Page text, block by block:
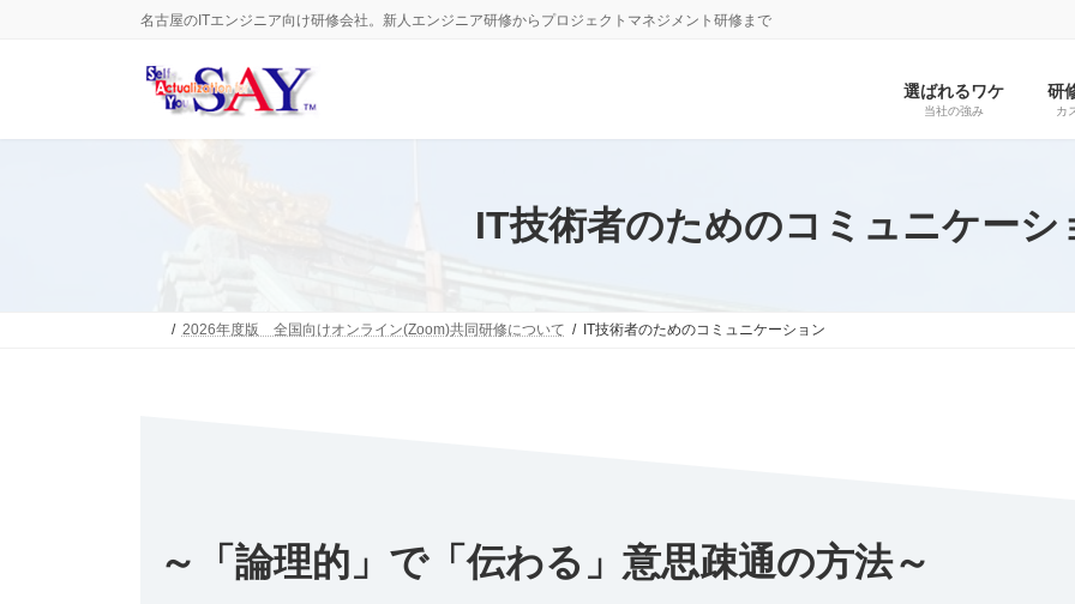
へ
ョ
名古屋のITエンジニア向け研修会社。新人エンジニア研修からプロジェクトマネジメント研修まで
選ばれるワケ
当社の強み
研
カ
IT技術者のためのコミュニケーシ
2026年度版 全国向けオンライン(Zoom)共同研修について IT技術者のためのコミュニケーション
～「論理的」で「伝わる」意思疎通の方法～